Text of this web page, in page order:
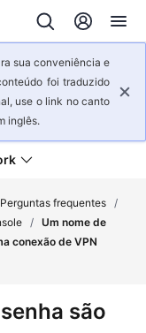
sua conveniência e
foi traduzido
use o link no canto
inglês.
Perguntas frequentes /
/ Um nome de
conexão de VPN
são